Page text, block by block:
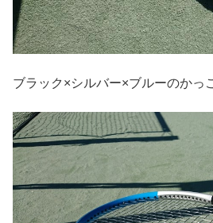
ブラック×シルバー×ブルーのかっ